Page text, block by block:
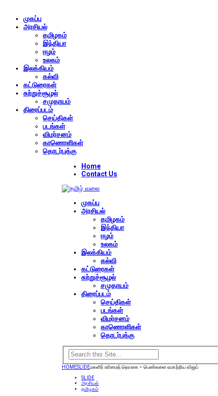
முகப்பு
அரசியல்
தமிழகம்
இந்தியா
ஈழம்
உலகம்
இலக்கியம்
கல்வி
கட்டுரைகள்
சுற்றுச்சூழல்
சமுதாயம்
திரைப்படம்
செய்திகள்
படங்கள்
விமர்சனம்
காணொளிகள்
தொடர்புக்கு
Home
Contact Us
முகப்பு
அரசியல்
தமிழகம்
இந்தியா
ஈழம்
உலகம்
இலக்கியம்
கல்வி
கட்டுரைகள்
சுற்றுச்சூழல்
சமுதாயம்
திரைப்படம்
செய்திகள்
படங்கள்
விமர்சனம்
காணொளிகள்
தொடர்புக்கு
HOMESLIDEமகளிர் உரிமைத் தொகை – பெண்களை ஏமாற்றிய விஜய்
SLIDE
அரசியல்
தமிழகம்